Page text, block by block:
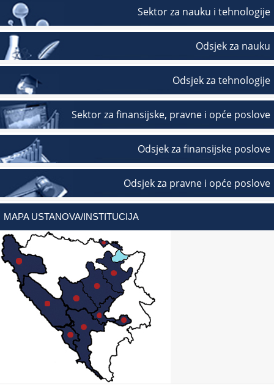
Sektor za nauku i tehnologije
Odsjek za nauku
Odsjek za tehnologije
Sektor za finansijske, pravne i opće poslove
Odsjek za finansijske poslove
Odsjek za pravne i opće poslove
MAPA USTANOVA/INSTITUCIJA